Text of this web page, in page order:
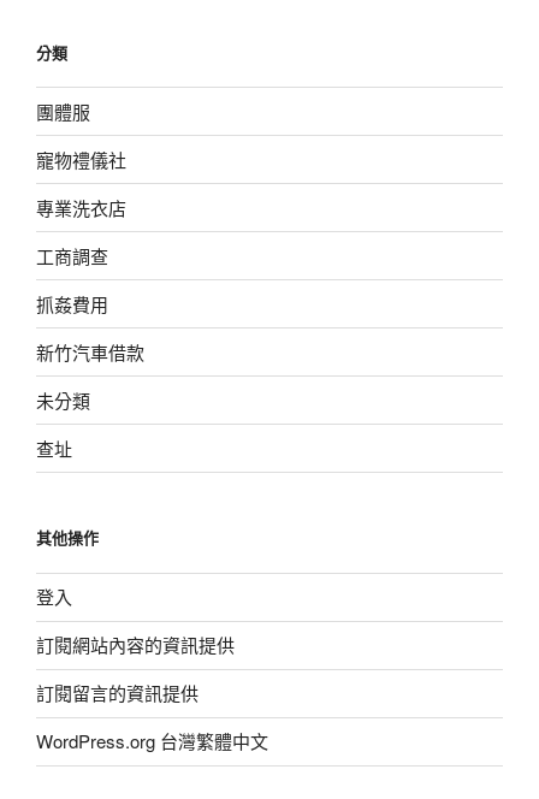
分類
團體服
寵物禮儀社
專業洗衣店
工商調查
抓姦費用
新竹汽車借款
未分類
查址
其他操作
登入
訂閱網站內容的資訊提供
訂閱留言的資訊提供
WordPress.org 台灣繁體中文